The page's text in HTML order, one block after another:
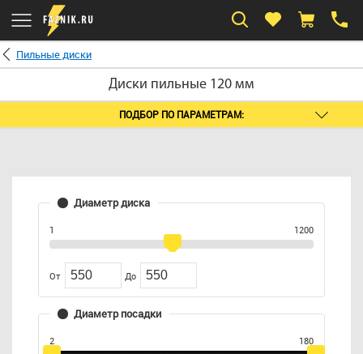
Пильные диски
Диски пильные 120 мм
ПОДБОР ПО ПАРАМЕТРАМ:
Диаметр диска
1 1200
От До
Диаметр посадки
2 180